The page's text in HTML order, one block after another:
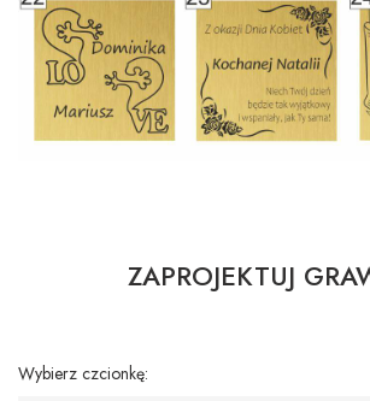
ZAPROJEKTUJ
Wybierz czcionkę: